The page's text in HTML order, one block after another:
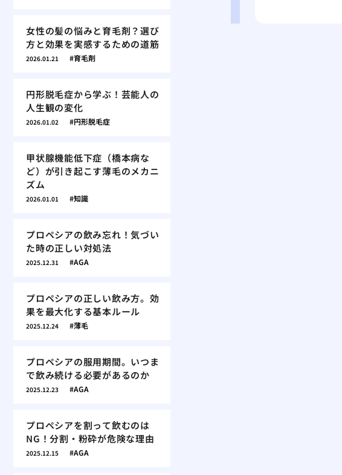
女性の髪の悩みと育毛剤？選び
方と効果を実感するための道筋
2026.01.21 育毛剤
円形脱毛症から学ぶ！芸能人の
人生観の変化
2026.01.02 円形脱毛症
甲状腺機能低下症（橋本病な
ど）が引き起こす薄毛のメカニ
ズム
2026.01.01 知識
プロペシアの飲み忘れ！気づい
た時の正しい対処法
2025.12.31 AGA
プロペシアの正しい飲み方。効
果を最大化する基本ルール
2025.12.24 薄毛
プロペシアの服用期間。いつま
で飲み続ける必要があるのか
2025.12.23 AGA
プロペシアを割って飲むのは
NG！分割・粉砕が危険な理由
2025.12.15 AGA